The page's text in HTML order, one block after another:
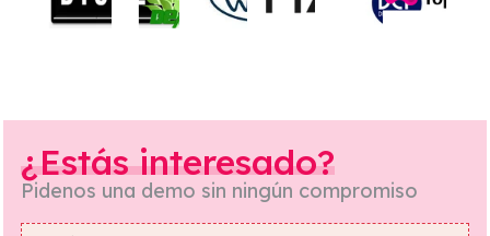
¿Estás interesado?
Pidenos una demo sin ningún compromiso